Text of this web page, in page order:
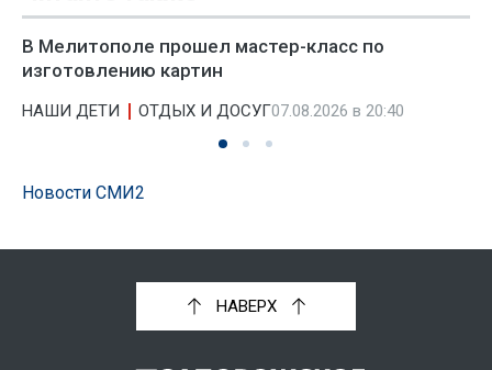
В Мелитополе прошел мастер-класс по
изготовлению картин
НАШИ ДЕТИ ОТДЫХ И ДОСУГ07.08.2026 в 20:40
Новости СМИ2
НАВЕРХ